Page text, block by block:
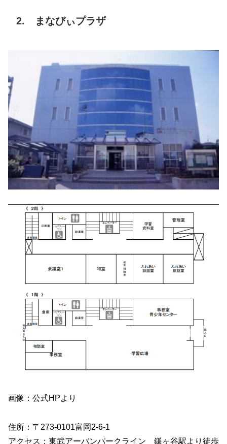
2. まなびぃプラザ
画像：公式HPより
住所：〒273-0101富岡2-6-1
アクセス：東武アーバンパークライン 鎌ヶ谷駅より徒歩